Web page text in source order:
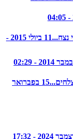
11 ביולי 2015 -
15 בפברואר